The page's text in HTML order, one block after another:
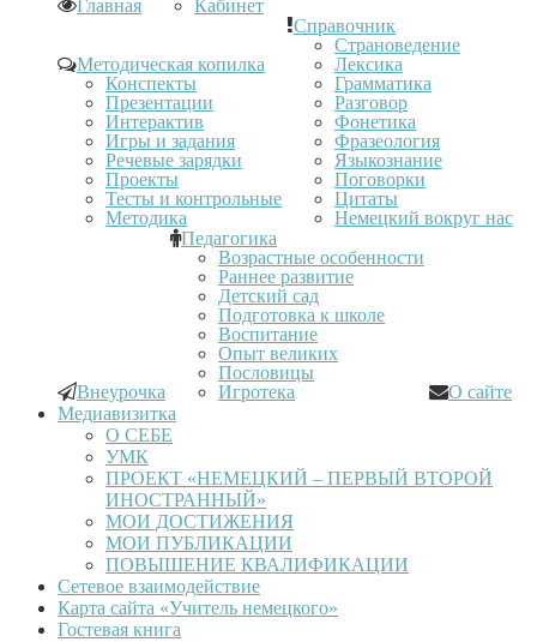
Главная
Кабинет
Методическая копилка
Конспекты
Презентации
Интерактив
Игры и задания
Речевые зарядки
Проекты
Тесты и контрольные
Методика
Справочник
Страноведение
Лексика
Грамматика
Разговор
Фонетика
Фразеология
Языкознание
Поговорки
Цитаты
Немецкий вокруг нас
Внеурочка
Педагогика
Возрастные особенности
Раннее развитие
Детский сад
Подготовка к школе
Воспитание
Опыт великих
Пословицы
Игротека
О сайте
Медиавизитка
О СЕБЕ
УМК
ПРОЕКТ «НЕМЕЦКИЙ – ПЕРВЫЙ ВТОРОЙ
ИНОСТРАННЫЙ»
МОИ ДОСТИЖЕНИЯ
МОИ ПУБЛИКАЦИИ
ПОВЫШЕНИЕ КВАЛИФИКАЦИИ
Сетевое взаимодействие
Карта сайта «Учитель немецкого»
Гостевая книга